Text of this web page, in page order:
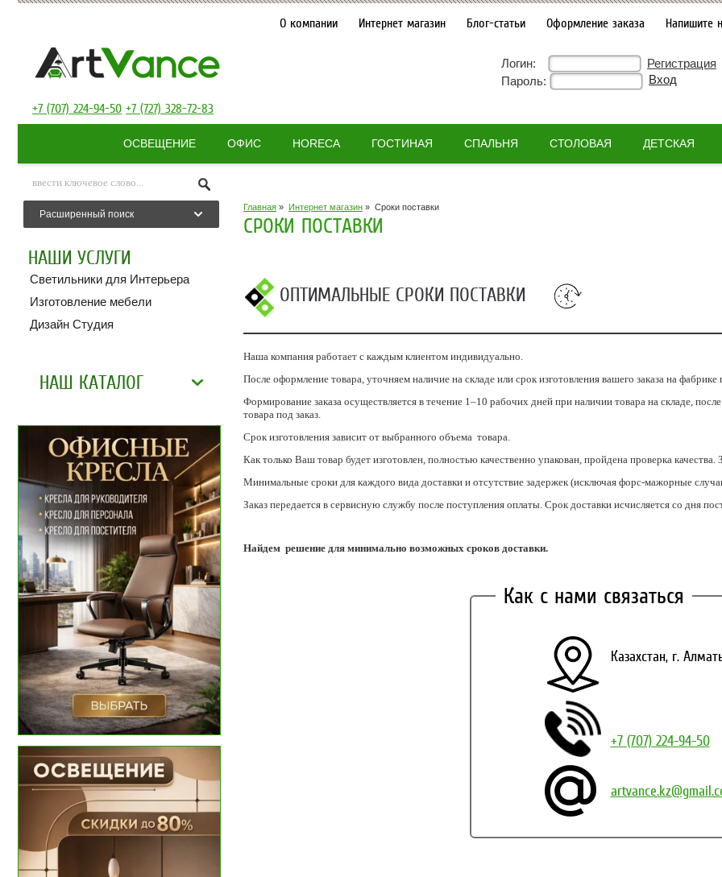
О компании Интернет магазин Блог-статьи Оформление заказа Напишите
Логин:
Регистрация
Пароль:
+7 (707) 224-94-50 +7 (727) 328-72-83
ОСВЕЩЕНИЕ ОФИС HORECA ГОСТИНАЯ СПАЛЬНЯ СТОЛОВАЯ ДЕТСКАЯ
Расширенный поиск
НАШИ УСЛУГИ
Светильники для Интерьера
Изготовление мебели
Дизайн Студия
НАШ КАТАЛОГ
Главная » Интернет магазин » Сроки поставки
СРОКИ ПОСТАВКИ
ОПТИМАЛЬНЫЕ СРОКИ ПОСТАВКИ
Наша компания работает с каждым клиентом индивидуально.
После оформление товара, уточняем наличие на складе или срок изготовления вашего заказа на
Формирование заказа осуществляется в течение 1–10 рабочих дней при наличии товара на складе,
товара под заказ.
Срок изготовления зависит от выбранного объема товара.
Как только Ваш товар будет изготовлен, полностью качественно упакован, пройдена проверка
Минимальные сроки для каждого вида доставки и отсутствие задержек (исключая форс-мажорные
Заказ передается в сервисную службу после поступления оплаты. Срок доставки исчисляется со дня
Найдем решение для минимально возможных сроков доставки.
Как с нами связаться
Казахстан, г.
+7 (707) 224-94-50